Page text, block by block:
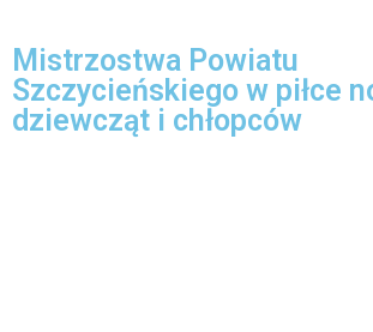
Mistrzostwa Powiatu
Szczycieńskiego w piłce
dziewcząt i chłopców